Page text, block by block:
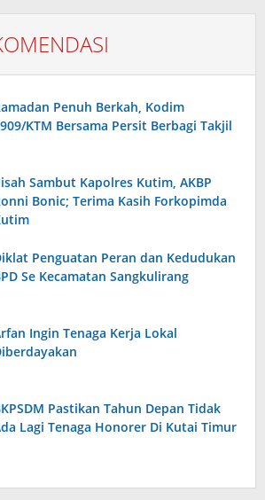
Penuh Berkah, Kodim
KTM Bersama Persit Berbagi Takjil
Sambut Kapolres Kutim, AKBP
Bonic; Terima Kasih Forkopimda
Penguatan Peran dan Kedudukan
Se Kecamatan Sangkulirang
Ingin Tenaga Kerja Lokal
Pastikan Tahun Depan Tidak
Lagi Tenaga Honorer Di Kutai Timur